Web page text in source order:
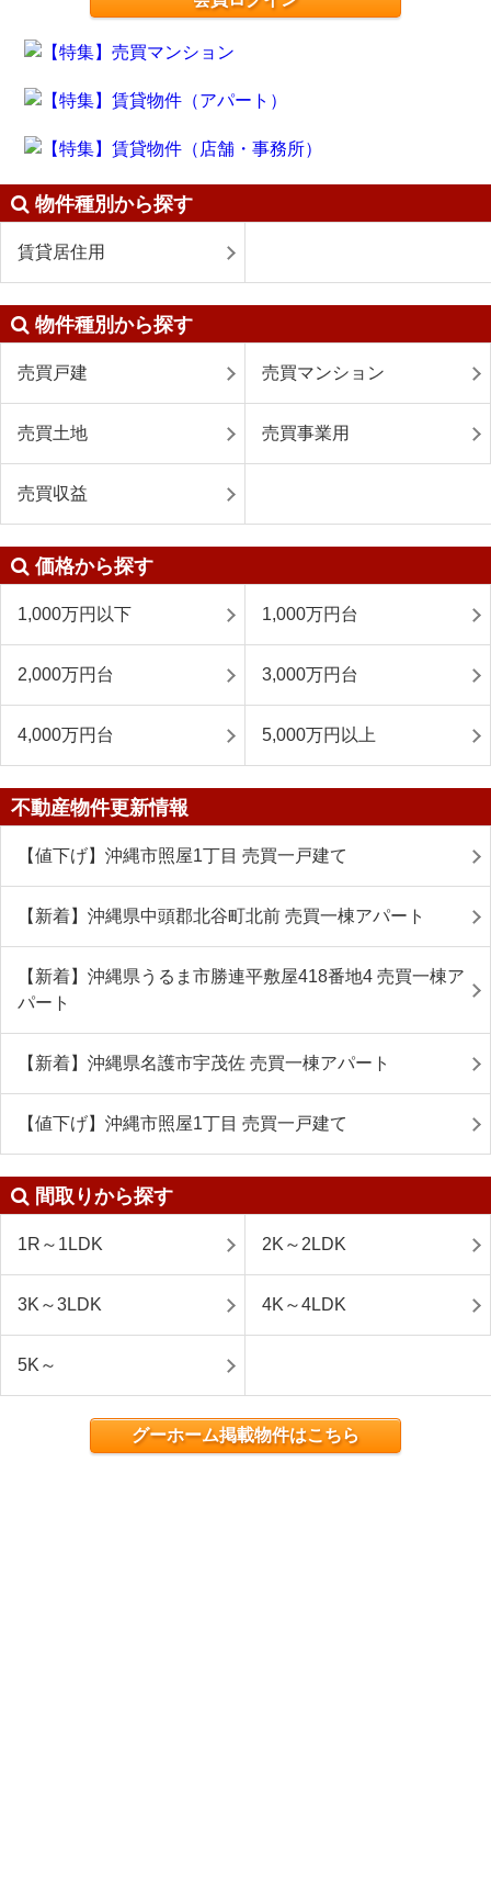
物件種別から探す
賃貸居住用
物件種別から探す
売買戸建 売買マンション
売買土地 売買事業用
売買収益
価格から探す
1,000万円以下 1,000万円台
2,000万円台 3,000万円台
4,000万円台 5,000万円以上
不動産物件更新情報
【値下げ】沖縄市照屋1丁目 売買一戸建て
【新着】沖縄県中頭郡北谷町北前 売買一棟アパート
【新着】沖縄県うるま市勝連平敷屋418番地4 売買一棟ア
パート
【新着】沖縄県名護市宇茂佐 売買一棟アパート
【値下げ】沖縄市照屋1丁目 売買一戸建て
間取りから探す
1R～1LDK 2K～2LDK
3K～3LDK 4K～4LDK
5K～
グーホーム掲載物件はこちら